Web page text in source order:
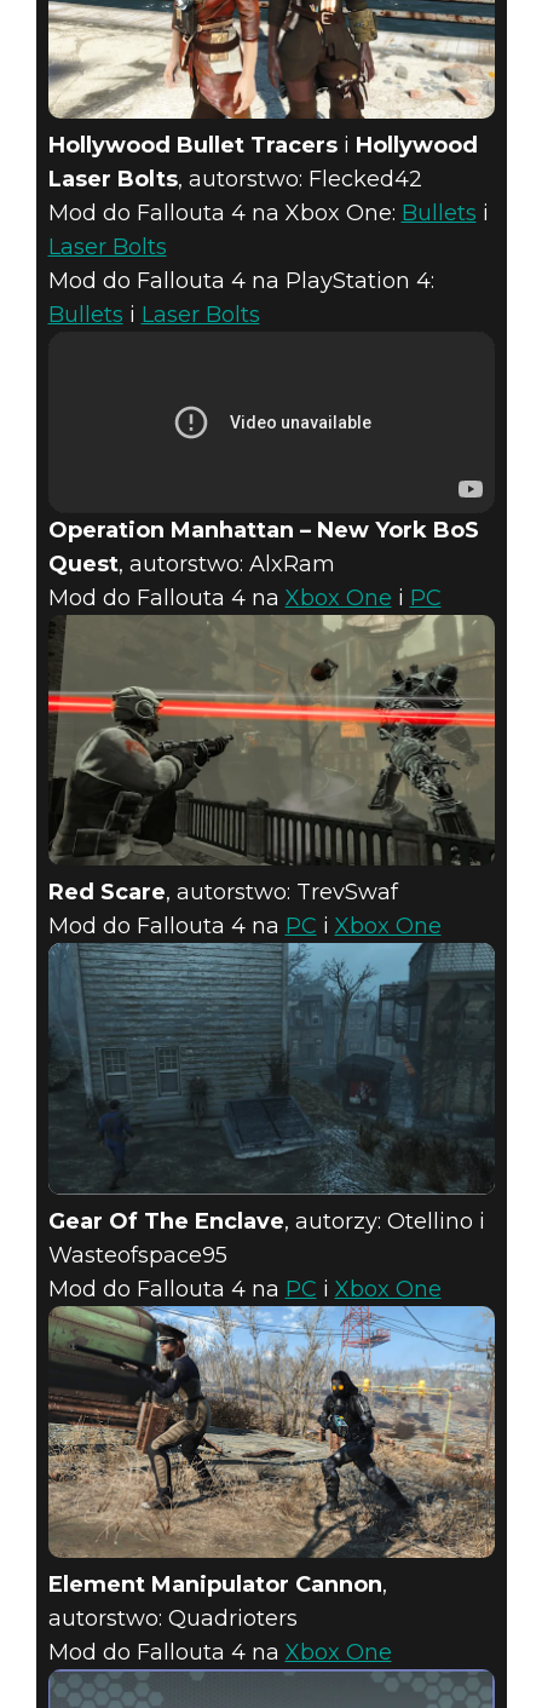
Hollywood Bullet Tracersi Hollywood
Laser Bolts, autorstwo: Flecked42
Mod do Fallouta 4 na Xbox One: Bullets i
Laser Bolts
Mod do Fallouta 4 na PlayStation 4:
Bullets i Laser Bolts
Operation Manhattan – New York BoS
Quest, autorstwo: AlxRam
Mod do Fallouta 4 na Xbox One i PC
Red Scare, autorstwo: TrevSwaf
Mod do Fallouta 4 na PC i Xbox One
Gear Of The Enclave, autorzy: Otellino i
Wasteofspace95
Mod do Fallouta 4 na PC i Xbox One
Element Manipulator Cannon,
autorstwo: Quadrioters
Mod do Fallouta 4 na Xbox One